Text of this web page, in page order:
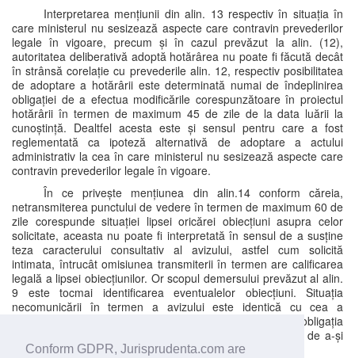
Conform GDPR, Jurisprudenta.com are
Interpretarea mențiunii din alin. 13 respectiv în situația în
care ministerul nu sesizează aspecte care contravin prevederilor
legale în vigoare, precum și în cazul prevăzut la alin. (12),
autoritatea deliberativă adoptă hotărârea nu poate fi făcută decât
în strânsă corelație cu prevederile alin. 12, respectiv posibilitatea
de adoptare a hotărârii este determinată numai de îndeplinirea
obligației de a efectua modificările corespunzătoare în proiectul
hotărârii în termen de maximum 45 de zile de la data luării la
cunoștință. Dealtfel acesta este și sensul pentru care a fost
reglementată ca ipoteză alternativă de adoptare a actului
administrativ la cea în care ministerul nu sesizează aspecte care
contravin prevederilor legale în vigoare.
În ce privește mențiunea din alin.14 conform căreia,
netransmiterea punctului de vedere în termen de maximum 60 de
zile corespunde situației lipsei oricărei obiecțiuni asupra celor
solicitate, aceasta nu poate fi interpretată în sensul de a susține
teza caracterului consultativ al avizului, astfel cum solicită
intimata, întrucât omisiunea transmiterii în termen are calificarea
legală a lipsei obiecțiunilor. Or scopul demersului prevăzut al alin.
9 este tocmai identificarea eventualelor obiecțiuni. Situația
necomunicării în termen a avizului este identică cu cea a
comunicării în termen a avizului favorabil și nu afectează obligația
autorității publice locale de a solicita punct de vedere și de a-și
conforma conduita conținutului acestuia.